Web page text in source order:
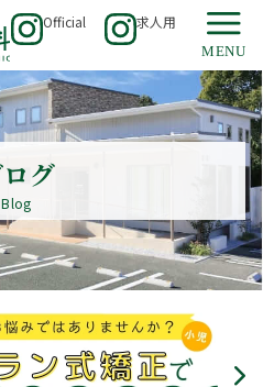
Official 求人用
グ
Blog